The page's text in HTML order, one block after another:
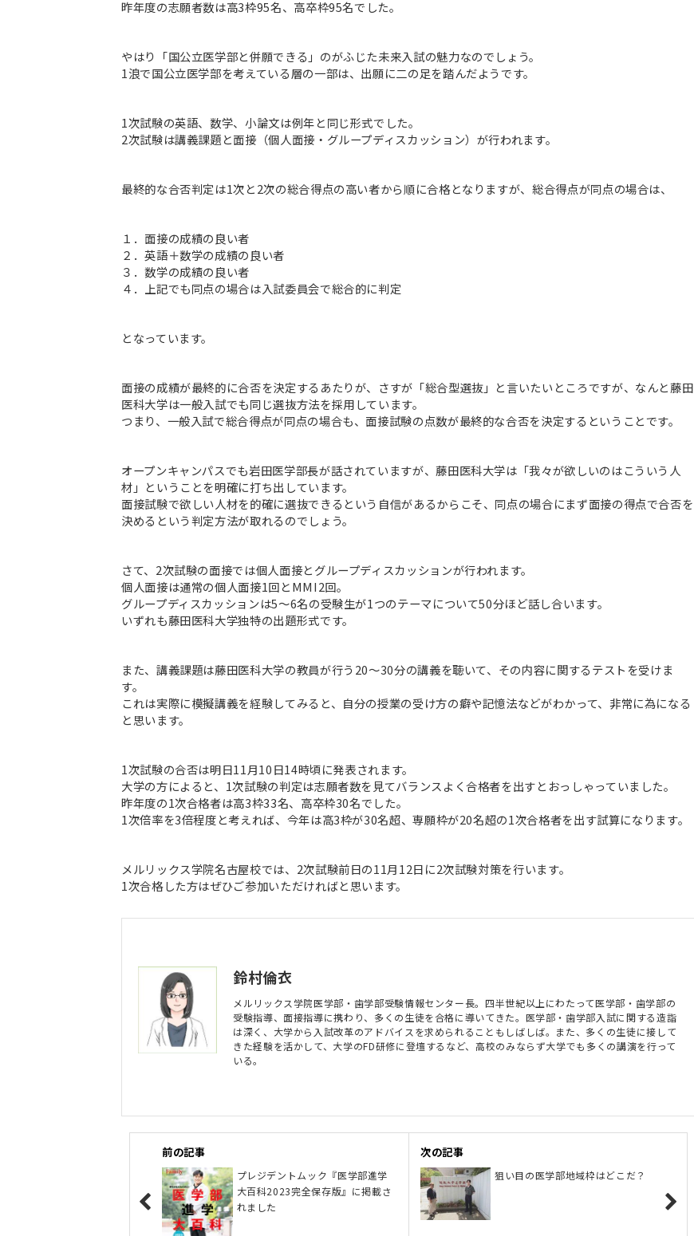
昨年度の志願者数は高3枠95名、高卒枠95名でした。
やはり「国公立医学部と併願できる」のがふじた未来入試の魅力なのでしょう。
1浪で国公立医学部を考えている層の一部は、出願に二の足を踏んだようです。
1次試験の英語、数学、小論文は例年と同じ形式でした。
2次試験は講義課題と面接（個人面接・グループディスカッション）が行われます。
最終的な合否判定は1次と2次の総合得点の高い者から順に合格となりますが、総合得点が同点の場合は、
１．面接の成績の良い者
２．英語＋数学の成績の良い者
３．数学の成績の良い者
４．上記でも同点の場合は入試委員会で総合的に判定
となっています。
面接の成績が最終的に合否を決定するあたりが、さすが「総合型選抜」と言いたいところですが、なんと藤田
医科大学は一般入試でも同じ選抜方法を採用しています。
つまり、一般入試で総合得点が同点の場合も、面接試験の点数が最終的な合否を決定するということです。
オープンキャンパスでも岩田医学部長が話されていますが、藤田医科大学は「我々が欲しいのはこういう人
材」ということを明確に打ち出しています。
面接試験で欲しい人材を的確に選抜できるという自信があるからこそ、同点の場合にまず面接の得点で合否を
決めるという判定方法が取れるのでしょう。
さて、2次試験の面接では個人面接とグループディスカッションが行われます。
個人面接は通常の個人面接1回とMMI2回。
グループディスカッションは5～6名の受験生が1つのテーマについて50分ほど話し合います。
いずれも藤田医科大学独特の出題形式です。
また、講義課題は藤田医科大学の教員が行う20～30分の講義を聴いて、その内容に関するテストを受けま
す。
これは実際に模擬講義を経験してみると、自分の授業の受け方の癖や記憶法などがわかって、非常に為になる
と思います。
1次試験の合否は明日11月10日14時頃に発表されます。
大学の方によると、1次試験の判定は志願者数を見てバランスよく合格者を出すとおっしゃっていました。
昨年度の1次合格者は高3枠33名、高卒枠30名でした。
1次倍率を3倍程度と考えれば、今年は高3枠が30名超、専願枠が20名超の1次合格者を出す試算になります。
メルリックス学院名古屋校では、2次試験前日の11月12日に2次試験対策を行います。
1次合格した方はぜひご参加いただければと思います。
鈴村倫衣
メルリックス学院医学部・歯学部受験情報センター長。四半世紀以上にわたって医学部・歯学部の
受験指導、面接指導に携わり、多くの生徒を合格に導いてきた。医学部・歯学部入試に関する造詣
は深く、大学から入試改革のアドバイスを求められることもしばしば。また、多くの生徒に接して
きた経験を活かして、大学のFD研修に登壇するなど、高校のみならず大学でも多くの講演を行って
いる。
前の記事
プレジデントムック『医学部進学
大百科2023完全保存版』に掲載さ
れました
次の記事
狙い目の医学部地域枠はどこだ？